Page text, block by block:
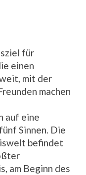
für
einen
mit der
machen
auf eine
Sinnen. Die
befindet
am Beginn des